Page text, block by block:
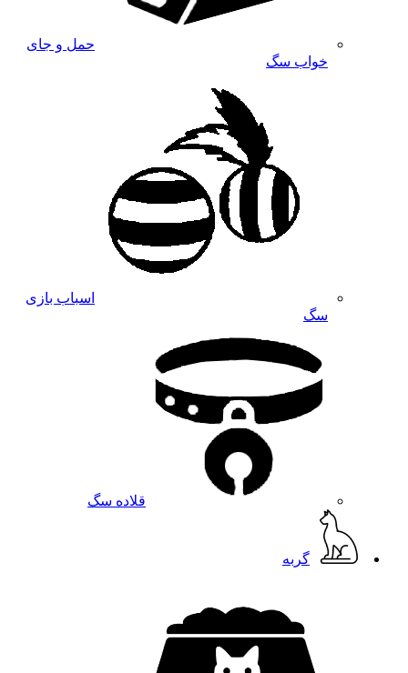
حمل و جای
خواب سگ
اسباب بازی
سگ
قلاده سگ
گربه